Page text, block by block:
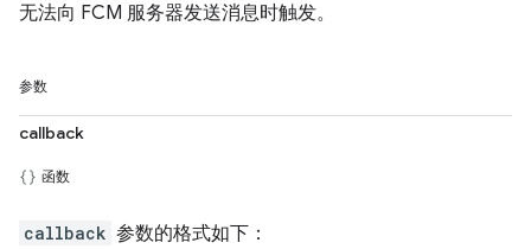
无法向 FCM 服务器发送消息时触发。
参数
callback
函数
callback 参数的格式如下：